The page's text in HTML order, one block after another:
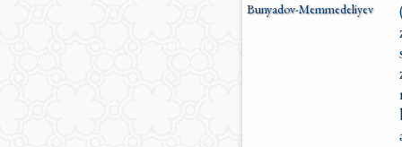
Bunyadov-Memmedeliyev